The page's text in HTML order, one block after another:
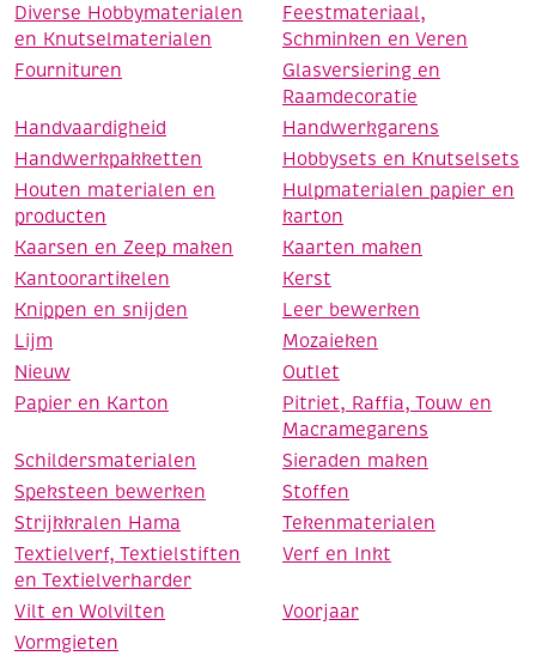
Diverse Hobbymaterialen
en Knutselmaterialen
Feestmateriaal,
Schminken en Veren
Fournituren
Glasversiering en
Raamdecoratie
Handvaardigheid
Handwerkgarens
Handwerkpakketten
Hobbysets en Knutselsets
Houten materialen en
producten
Hulpmaterialen papier en
karton
Kaarsen en Zeep maken
Kaarten maken
Kantoorartikelen
Kerst
Knippen en snijden
Leer bewerken
Lijm
Mozaieken
Nieuw
Outlet
Papier en Karton
Pitriet, Raffia, Touw en
Macramegarens
Schildersmaterialen
Sieraden maken
Speksteen bewerken
Stoffen
Strijkkralen Hama
Tekenmaterialen
Textielverf, Textielstiften
en Textielverharder
Verf en Inkt
Vilt en Wolvilten
Voorjaar
Vormgieten